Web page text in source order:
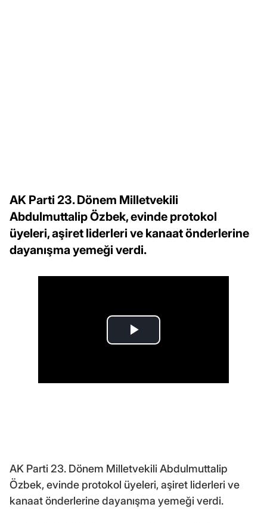
AK Parti 23. Dönem Milletvekili
Abdulmuttalip Özbek, evinde protokol
üyeleri, aşiret liderleri ve kanaat önderlerine
dayanışma yemeği verdi.
AK Parti 23. Dönem Milletvekili Abdulmuttalip
Özbek, evinde protokol üyeleri, aşiret liderleri ve
kanaat önderlerine dayanışma yemeği verdi.